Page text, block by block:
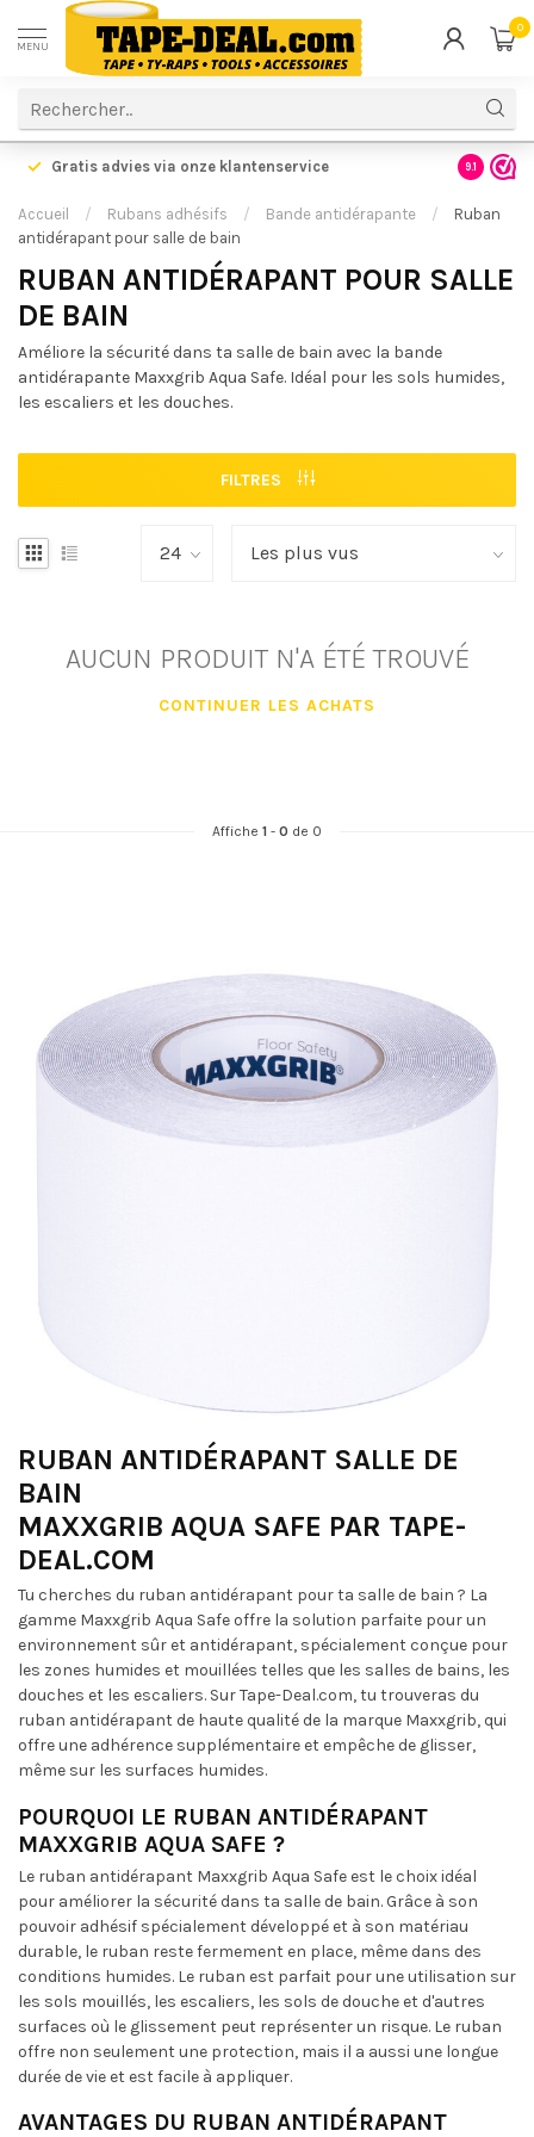
MENU
0
Gratis advies via onze klantenservice 9.1
Accueil / Rubans adhésifs / Bande antidérapante /
Ruban
antidérapant pour salle de bain
RUBAN ANTIDÉRAPANT POUR SALLE
DE BAIN
Améliore la sécurité dans ta salle de bain avec la bande
antidérapante Maxxgrib Aqua Safe. Idéal pour les sols humides,
les escaliers et les douches.
FILTRES
AUCUN PRODUIT N'A ÉTÉ TROUVÉ
CONTINUER LES ACHATS
Affiche 1 - 0 de 0
RUBAN ANTIDÉRAPANT SALLE DE
BAIN
MAXXGRIB AQUA SAFE PAR TAPE-
DEAL.COM
Tu cherches du ruban antidérapant pour ta salle de bain ? La
gamme Maxxgrib Aqua Safe offre la solution parfaite pour un
environnement sûr et antidérapant, spécialement conçue pour
les zones humides et mouillées telles que les salles de bains, les
douches et les escaliers. Sur Tape-Deal.com, tu trouveras du
ruban antidérapant de haute qualité de la marque Maxxgrib, qui
offre une adhérence supplémentaire et empêche de glisser,
même sur les surfaces humides.
POURQUOI LE RUBAN ANTIDÉRAPANT
MAXXGRIB AQUA SAFE ?
Le ruban antidérapant Maxxgrib Aqua Safe est le choix idéal
pour améliorer la sécurité dans ta salle de bain. Grâce à son
pouvoir adhésif spécialement développé et à son matériau
durable, le ruban reste fermement en place, même dans des
conditions humides. Le ruban est parfait pour une utilisation sur
les sols mouillés, les escaliers, les sols de douche et d'autres
surfaces où le glissement peut représenter un risque. Le ruban
offre non seulement une protection, mais il a aussi une longue
durée de vie et est facile à appliquer.
AVANTAGES DU RUBAN ANTIDÉRAPANT